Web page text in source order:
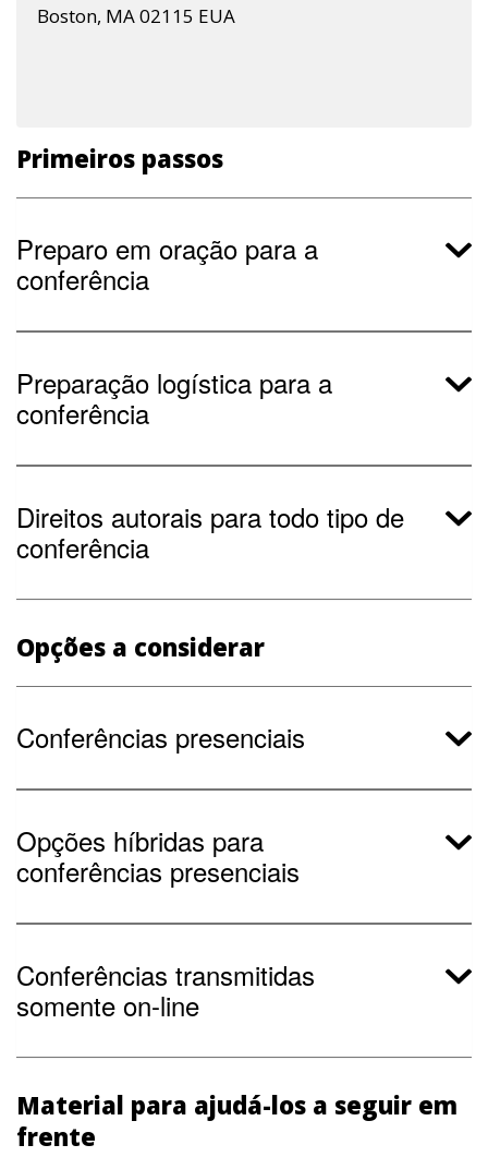
Boston, MA 02115 EUA
Primeiros passos
Preparo em oração para a
conferência
Preparação logística para a
conferência
Direitos autorais para todo tipo de
conferência
Opções a considerar
Conferências presenciais
Opções híbridas para
conferências presenciais
Conferências transmitidas
somente on-line
Material para ajudá-los a seguir em
frente